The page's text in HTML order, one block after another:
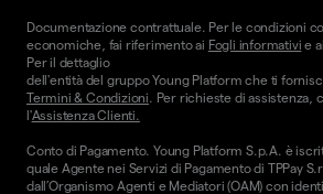
Documentazione contrattuale. Per le condizioni
economiche, fai riferimento ai Fogli informativi e
Per il dettaglio
dell'entità del gruppo Young Platform che ti
Termini & Condizioni. Per richieste di assistenza,
l'Assistenza Clienti.
Conto di Pagamento. Young Platform S.p.A. è
quale Agente nei Servizi di Pagamento di TPPay
dall’Organismo Agenti e Mediatori (OAM) con